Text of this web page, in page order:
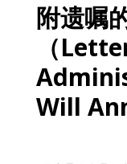
附遗嘱
（
Will